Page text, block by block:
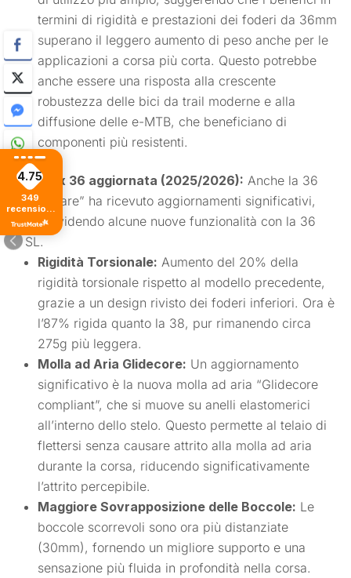
termini di rigidità e prestazioni dei foderi da 36mm
superano il leggero aumento di peso anche per le
applicazioni a corsa più corta. Questo potrebbe
anche essere una risposta alla crescente
robustezza delle bici da trail moderne e alla
diffusione delle e-MTB, che beneficiano di
componenti più resistenti.
La Fox 36 aggiornata (2025/2026): Anche la 36
“regolare” ha ricevuto aggiornamenti significativi,
condividendo alcune nuove funzionalità con la 36
SL.
Rigidità Torsionale: Aumento del 20% della
rigidità torsionale rispetto al modello precedente,
grazie a un design rivisto dei foderi inferiori. Ora è
l’87% rigida quanto la 38, pur rimanendo circa
275g più leggera.
Molla ad Aria Glidecore: Un aggiornamento
significativo è la nuova molla ad aria “Glidecore
compliant”, che si muove su anelli elastomerici
all’interno dello stelo. Questo permette al telaio di
flettersi senza causare attrito alla molla ad aria
durante la corsa, riducendo significativamente
l’attrito percepibile.
Maggiore Sovrapposizione delle Boccole: Le
boccole scorrevoli sono ora più distanziate
(30mm), fornendo un migliore supporto e una
sensazione più fluida in profondità nella corsa.
4.75
349
recensioni
di tutti i